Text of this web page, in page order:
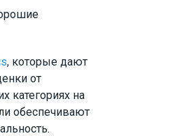
, которые дают
от
категориях на
обеспечивают